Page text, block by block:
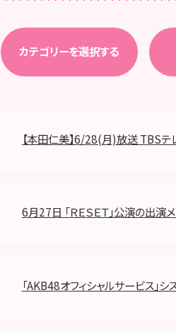
カテゴリーを選択する
【本田仁美】6/28(月)放送 TBSテ
6月27日 「ＲＥＳＥＴ」公演の出
「AKB48オフィシャルサービス」